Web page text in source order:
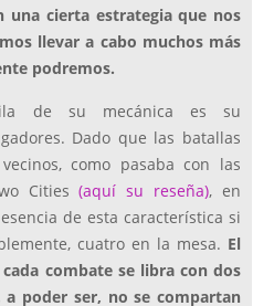
una cierta estrategia que nos
llevar a cabo muchos más
podremos.
de su mecánica es su
Dado que las batallas
como pasaba con las
Cities(aquí su reseña), en
de esta característica si
cuatro en la mesa. El
combate se libra con dos
poder ser, no se compartan